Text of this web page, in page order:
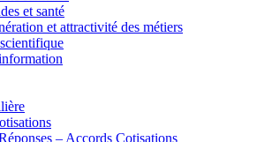
et santé
et attractivité des métiers
– Accords Cotisations